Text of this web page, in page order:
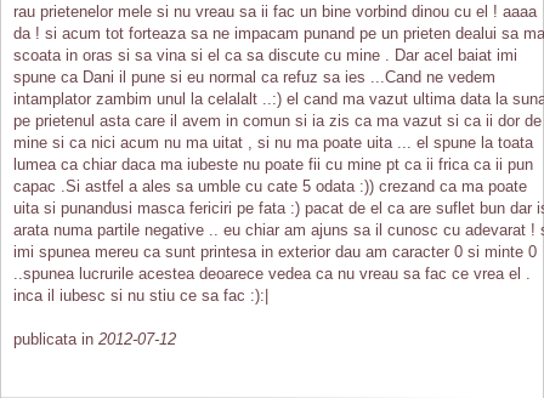
rau prietenelor mele si nu vreau sa ii fac un bine vorbind dinou cu el ! aaaa
da ! si acum tot forteaza sa ne impacam punand pe un prieten dealui sa ma
scoata in oras si sa vina si el ca sa discute cu mine . Dar acel baiat imi
spune ca Dani il pune si eu normal ca refuz sa ies ...Cand ne vedem
intamplator zambim unul la celalalt ..:) el cand ma vazut ultima data la
pe prietenul asta care il avem in comun si ia zis ca ma vazut si ca ii dor de
mine si ca nici acum nu ma uitat , si nu ma poate uita ... el spune la toata
lumea ca chiar daca ma iubeste nu poate fii cu mine pt ca ii frica ca ii pun
capac .Si astfel a ales sa umble cu cate 5 odata :)) crezand ca ma poate
uita si punandusi masca fericiri pe fata :) pacat de el ca are suflet bun dar
arata numa partile negative .. eu chiar am ajuns sa il cunosc cu adevarat !
imi spunea mereu ca sunt printesa in exterior dau am caracter 0 si minte 0
..spunea lucrurile acestea deoarece vedea ca nu vreau sa fac ce vrea el .
inca il iubesc si nu stiu ce sa fac :):|
publicata in 2012-07-12